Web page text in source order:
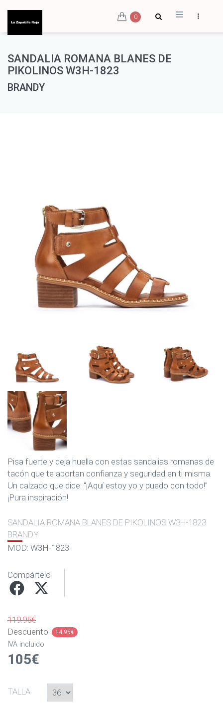
0
SANDALIA ROMANA BLANES DE
PIKOLINOS W3H-1823
BRANDY
Pisa fuerte y deja huella con estas sandalias romanas de
tacón que te aportan confianza y seguridad en ti misma.
Un calzado que dice: "¡Aquí estoy yo y puedo con todo!"
¡Pura inspiración!
SANDALIA ROMANA BLANES DE PIKOLINOS W3H-1823
BRANDY
MOD: W3H-1823
Compártelo
119.95€
Descuento:
14.95€
IVA incluido
105€
TALLA